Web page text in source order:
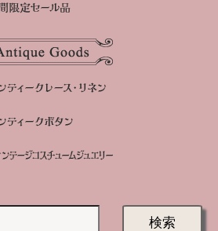
検索